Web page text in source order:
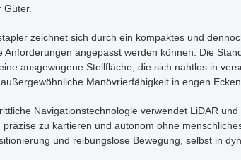
Güter.
zeichnet sich durch ein kompaktes und
Anforderungen angepasst werden können. Die
ausgewogene Stellfläche, die sich nahtlos in
Manövrierfähigkeit in engen
Navigationstechnologie verwendet LiDAR
präzise zu kartieren und autonom ohne
und reibungslose Bewegung, selbst in